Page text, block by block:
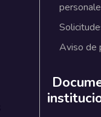
Aviso de